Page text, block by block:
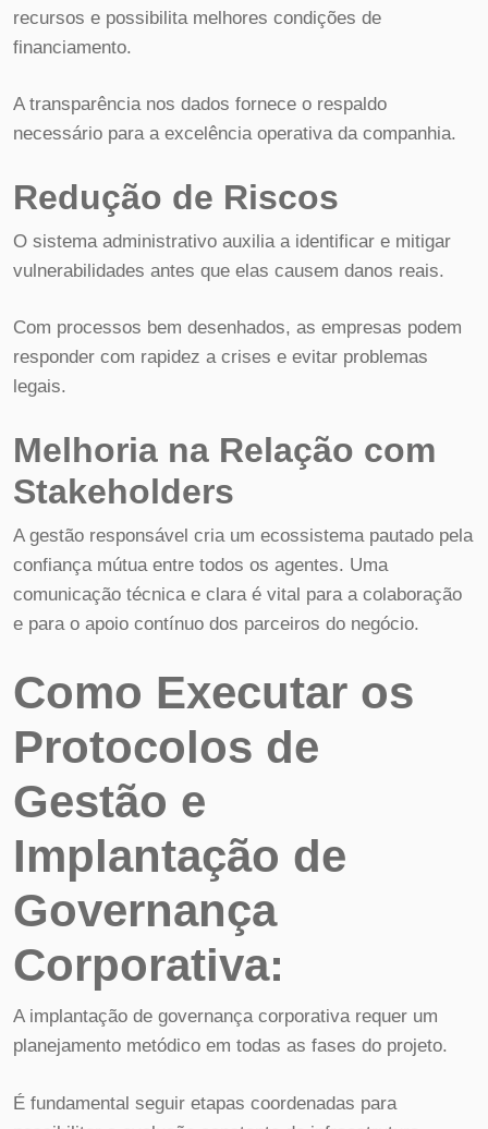
recursos e possibilita melhores condições de
financiamento.
A transparência nos dados fornece o respaldo
necessário para a excelência operativa da companhia.
Redução de Riscos
O sistema administrativo auxilia a identificar e mitigar
vulnerabilidades antes que elas causem danos reais.
Com processos bem desenhados, as empresas podem
responder com rapidez a crises e evitar problemas
legais.
Melhoria na Relação com
Stakeholders
A gestão responsável cria um ecossistema pautado pela
confiança mútua entre todos os agentes. Uma
comunicação técnica e clara é vital para a colaboração
e para o apoio contínuo dos parceiros do negócio.
Como Executar os
Protocolos de
Gestão e
Implantação de
Governança
Corporativa:
A implantação de governança corporativa requer um
planejamento metódico em todas as fases do projeto.
É fundamental seguir etapas coordenadas para